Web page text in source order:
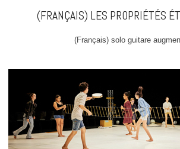
(FRANÇAIS) LES PROPRIÉTÉS
(Français) solo guitare